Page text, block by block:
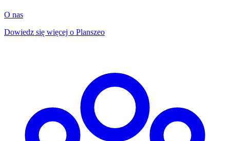
O nas
Dowiedz się więcej o Planszeo